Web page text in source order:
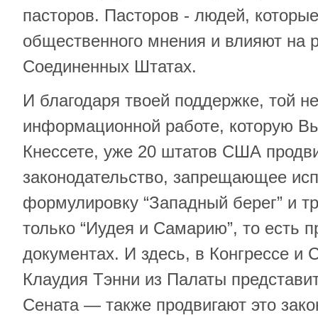
пасторов. Пасторов - людей,
общественного мнения и влияют на
Соединенных Штатах.
И благодаря твоей поддержке, той
информационной работе, которую
Кнессете, уже 20 штатов США
законодательство, запрещающее
формулировку “Западный берег” и
только “Иудея и Самарию”, то есть
документах. И здесь, в Конгрессе
Клаудия Тэнни из Палаты
Сената — также продвигают это